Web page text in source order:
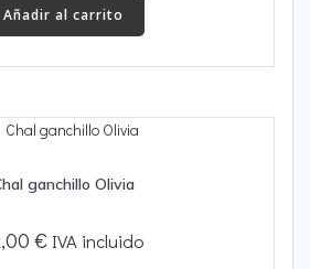
Añadir al carrito
ganchillo Olivia
€ IVA incluido